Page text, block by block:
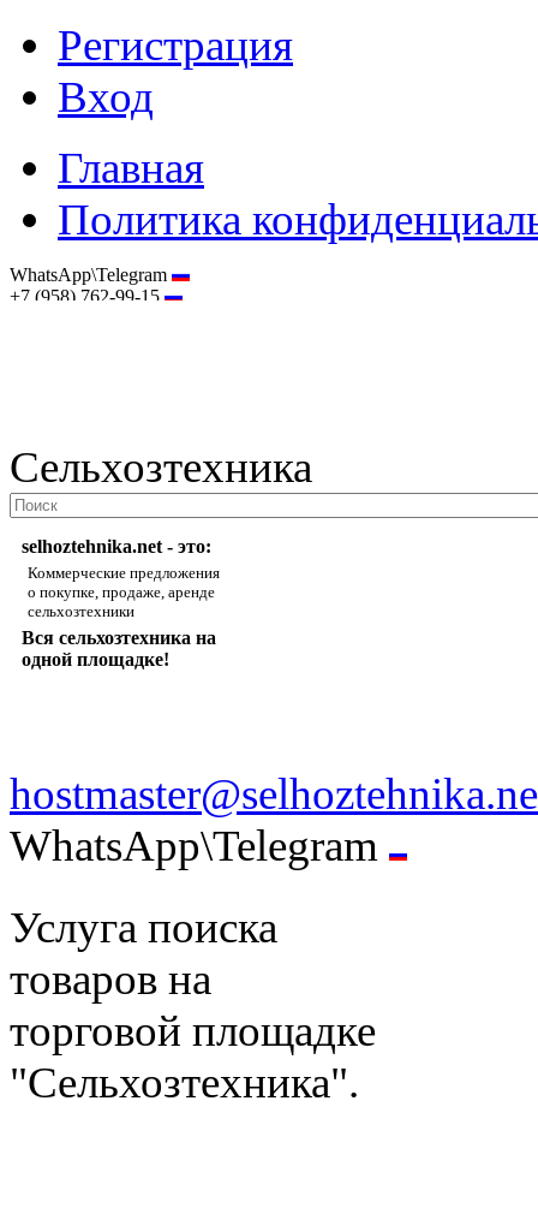
Регистрация
Вход
Главная
Политика
WhatsApp\Telegram
+7 (958) 762-99-15
Сельхозтехника
selhoztehnika.net - это:
Коммерческие предложения
о покупке, продаже, аренде
сельхозтехники
Вся сельхозтехника на
одной площадке!
WhatsApp\Telegram
Услуга поиска
товаров на
торговой площадке
"Сельхозтехника".